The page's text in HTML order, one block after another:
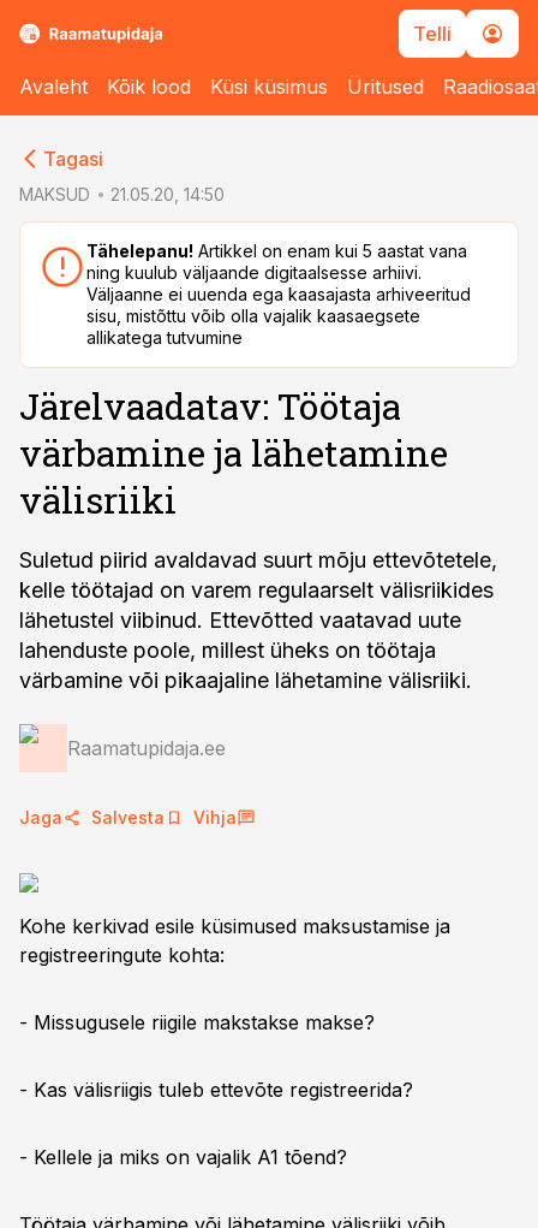
Telli
Avaleht Kõik lood Küsi küsimus Üritused
Tagasi
MAKSUD 21.05.20, 14:50
Tähelepanu! Artikkel on enam kui 5 aastat vana
ning kuulub väljaande digitaalsesse arhiivi.
Väljaanne ei uuenda ega kaasajasta arhiveeritud
sisu, mistõttu võib olla vajalik kaasaegsete
allikatega tutvumine
Järelvaadatav: Töötaja
värbamine ja lähetamine
välisriiki
Suletud piirid avaldavad suurt mõju ettevõtetele,
kelle töötajad on varem regulaarselt välisriikides
lähetustel viibinud. Ettevõtted vaatavad uute
lahenduste poole, millest üheks on töötaja
värbamine või pikaajaline lähetamine välisriiki.
Raamatupidaja.ee
Jaga Salvesta Vihja
Kohe kerkivad esile küsimused maksustamise ja
registreeringute kohta:
- Missugusele riigile makstakse makse?
- Kas välisriigis tuleb ettevõte registreerida?
- Kellele ja miks on vajalik A1 tõend?